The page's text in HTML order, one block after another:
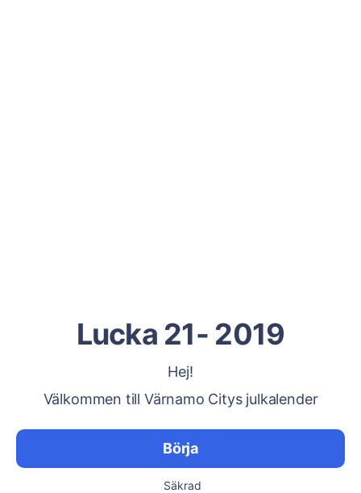
Lucka 21- 2019
Hej!
Välkommen till Värnamo Citys julkalender
Börja
Säkrad